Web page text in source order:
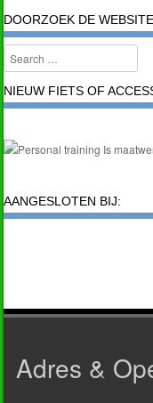
DOORZOEK DE WEBSITE
Search
NIEUW FIETS OF
AANGESLOTEN BIJ:
Adres &